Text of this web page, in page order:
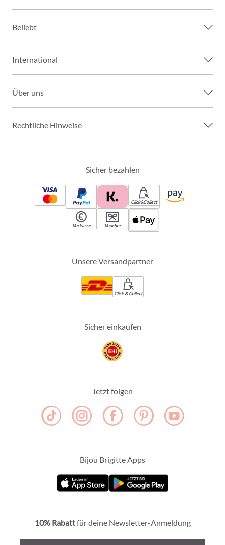
Beliebt
International
Über uns
Rechtliche Hinweise
Sicher bezahlen
Click&Collect
Vorkasse Voucher
Unsere Versandpartner
Click & Collect
Sicher einkaufen
Jetzt folgen
Bijou Brigitte Apps
10% Rabattfür deine Newsletter-Anmeldung